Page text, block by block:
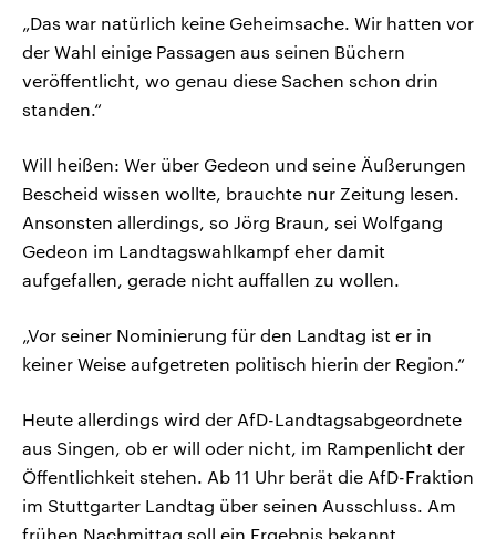
„Das war natürlich keine Geheimsache. Wir hatten vor
der Wahl einige Passagen aus seinen Büchern
veröffentlicht, wo genau diese Sachen schon drin
standen.“
Will heißen: Wer über Gedeon und seine Äußerungen
Bescheid wissen wollte, brauchte nur Zeitung lesen.
Ansonsten allerdings, so Jörg Braun, sei Wolfgang
Gedeon im Landtagswahlkampf eher damit
aufgefallen, gerade nicht auffallen zu wollen.
„Vor seiner Nominierung für den Landtag ist er in
keiner Weise aufgetreten politisch hierin der Region.“
Heute allerdings wird der AfD-Landtagsabgeordnete
aus Singen, ob er will oder nicht, im Rampenlicht der
Öffentlichkeit stehen. Ab 11 Uhr berät die AfD-Fraktion
im Stuttgarter Landtag über seinen Ausschluss. Am
frühen Nachmittag soll ein Ergebnis bekannt